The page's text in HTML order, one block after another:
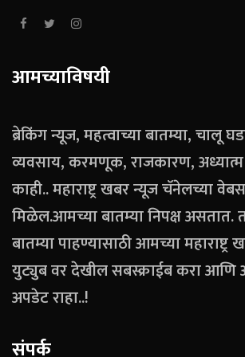
आमच्याविषयी
ब्रेकिंग न्यूज, महत्वाच्या बातम्या, चालू
व्यवसाय, करमणूक, राजकारण,
काही.. महाराष्ट्र खबर न्यूज चॅनेलच्या
मिळेल.आमच्या बातम्या निपक्ष असतात.
बातम्या पाहण्यासाठी आमच्या
युट्युब वर देखील सबस्क्राईब करा आणि
अपडेट राहा..!
संपर्क